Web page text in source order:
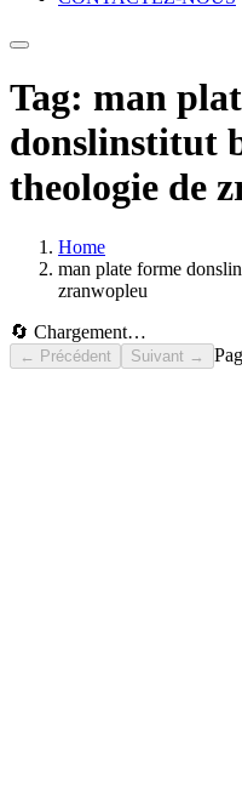
Tag: man
donslinstitut
theologie de
Home
man plate forme
zranwopleu
🔄 Chargement…
← Précédent Suivant →